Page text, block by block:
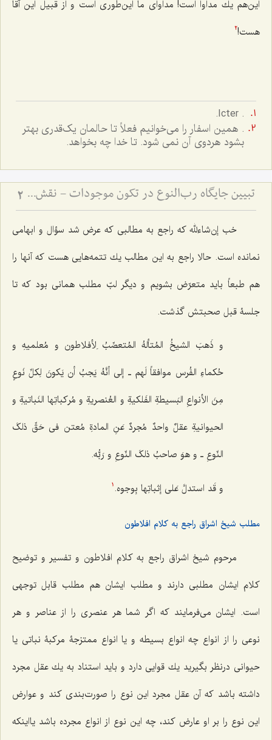
این‌هم یك مداوا است! مداواى ما این‌طورى است و از قبیل این آقا
هست!2
. Icter.
. همین اسفار را می‌خوانیم فعلاً تا حالمان یک‌قدری بهتر
بشود هردوی آن نمی شود. تا خدا چه بخواهد.
تبیین جایگاه رب‌النوع در تکون موجودات - نقش عقل مجرد در تحقق و تمایز انواع مادی 2
خب إن‌شاءلله كه راجع به مطالبى كه عرض شد سؤال و ابهامى
نمانده است. حالا راجع به این مطالب یك تتمه‌هایى هست كه آنها را
هم طبعاً باید متعرّض بشویم و دیگر لبّ مطلب همانى بود كه تا
جلسۀ قبل صحبتش گذشت.
و ذَهبَ الشیخُ المُتألهُ المُتعصِّبُ لِأفلاطون و مُعلمیهِ و
حُکماءِ الفُرس موافقاً لَهم ـ إلى أنَّهُ یَجبُ أن یَکونَ لِکلِّ نَوعٍ
مِنَ الأنواعِ البَسیطةِ الفَلکیةِ و العُنصریةِ و مُرکباتِها النَباتیةِ و
الحیوانیةِ عقلٌ واحدٌ مُجردٌ عَنِ المادةِ مُعتن فی حَقِّ ذلکَ
النّوعِ ـ و هوَ صاحبُ ذلکَ النّوعِ و رَبُّه‌.
و قَد استدلَّ عَلى إثباتِها بِوجوه. 1
مطلب شیخ اشراق راجع به کلام افلاطون
مرحوم شیخ اشراق راجع به كلام افلاطون و تفسیر و توضیح
كلام ایشان مطلبى دارند و مطلب ایشان هم مطلب قابل توجهى
است. ایشان مى‌فرمایند كه اگر شما هر عنصرى را از عناصر و هر
نوعى را از انواع چه انواع بسیطه و یا انواع ممتزجۀ مركبۀ نباتى یا
حیوانى درنظر بگیرید یك قوایى دارد و باید استناد به یك عقل مجرد
داشته باشد كه آن عقل مجرد این نوع را صورت‌بندى كند و عوارض
این نوع را بر او عارض كند، چه این نوع از انواع مجرده باشد یااینكه